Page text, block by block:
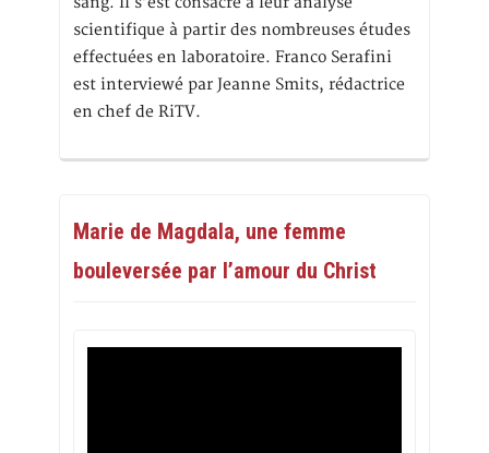
scientifique à partir des nombreuses études
effectuées en laboratoire. Franco Serafini
est interviewé par Jeanne Smits, rédactrice
en chef de RiTV.
Marie de Magdala, une femme
bouleversée par l’amour du Christ